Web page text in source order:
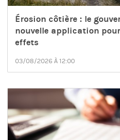
Érosion côtière : le
nouvelle application
effets
03/08/2026 À 12:00